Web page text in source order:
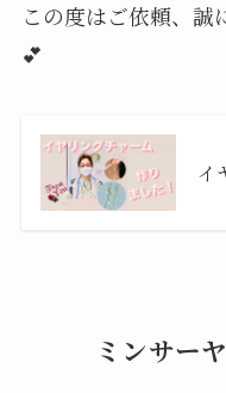
この度はご依頼、誠
💕
イ
ミンサー